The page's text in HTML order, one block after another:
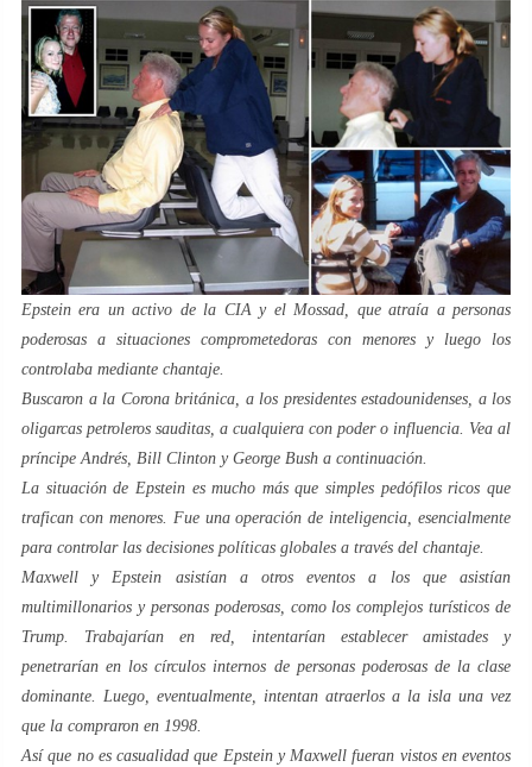
Epstein era un activo de la CIA y el Mossad, que atraía a personas
poderosas a situaciones comprometedoras con menores y luego los
controlaba mediante chantaje.
Buscaron a la Corona británica, a los presidentes estadounidenses, a los
oligarcas petroleros sauditas, a cualquiera con poder o influencia. Vea al
príncipe Andrés, Bill Clinton y George Bush a continuación.
La situación de Epstein es mucho más que simples pedófilos ricos que
trafican con menores. Fue una operación de inteligencia, esencialmente
para controlar las decisiones políticas globales a través del chantaje.
Maxwell y Epstein asistían a otros eventos a los que asistían
multimillonarios y personas poderosas, como los complejos turísticos de
Trump. Trabajarían en red, intentarían establecer amistades y
penetrarían en los círculos internos de personas poderosas de la clase
dominante. Luego, eventualmente, intentan atraerlos a la isla una vez
que la compraron en 1998.
Así que no es casualidad que Epstein y Maxwell fueran vistos en eventos